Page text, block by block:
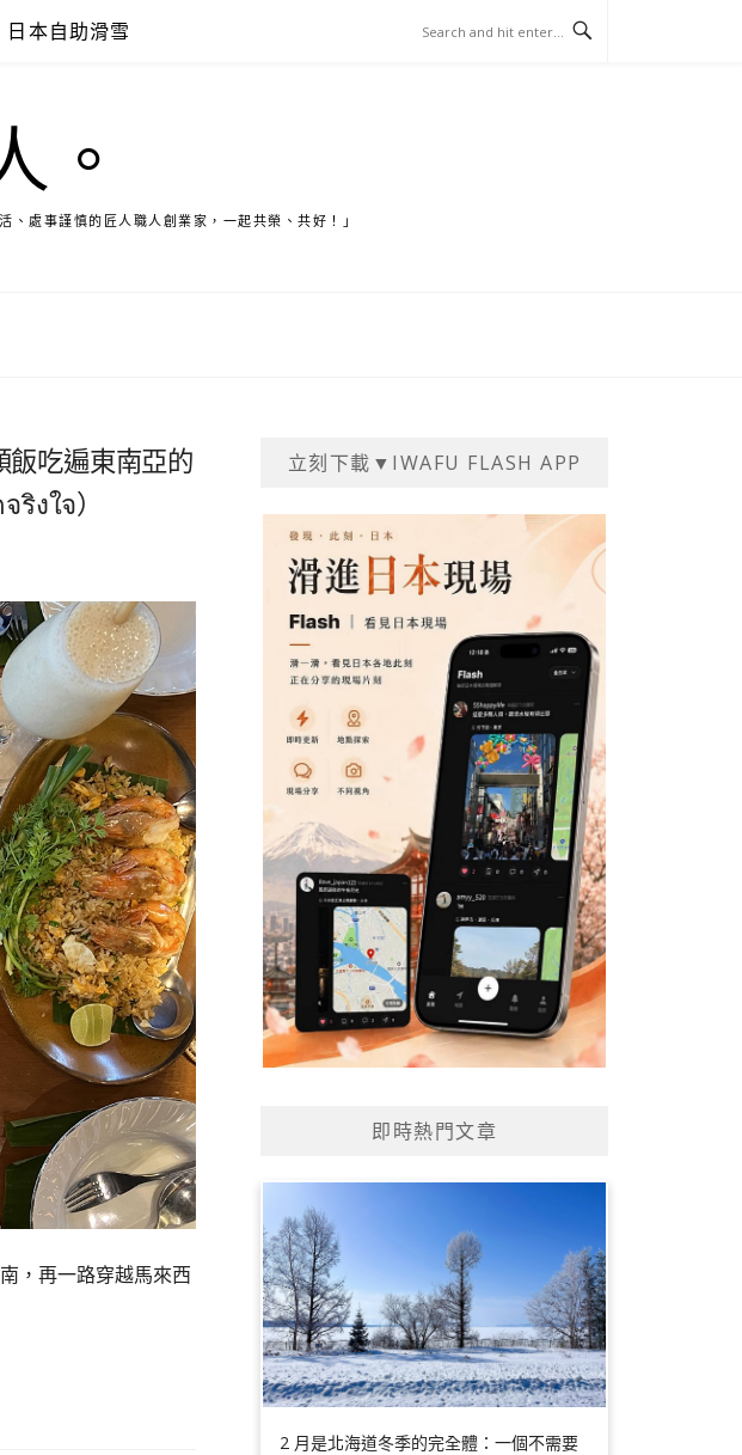
日本自助滑雪
。
處事謹慎的匠人職人創業家，一起共榮、共好！」
飯吃遍東南亞的
งใจ）
，再一路穿越馬來西
立刻下載▼IWAFU FLASH APP
即時熱門文章
2 月是北海道冬季的完全體：一個不需要